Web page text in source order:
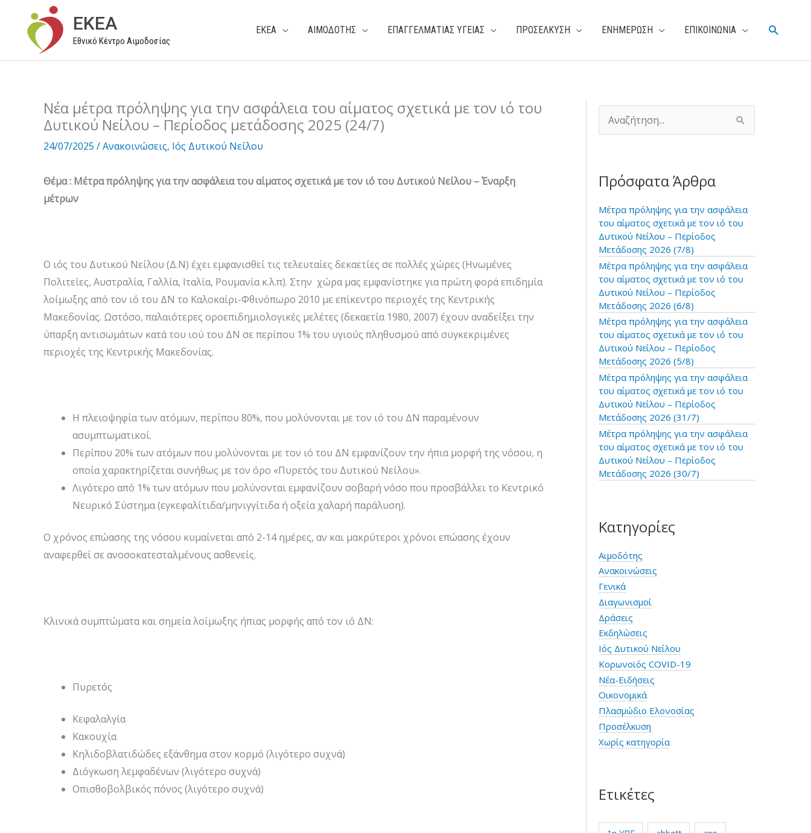
περιεχόμενο
EKEA
Εθνικό Κέντρο Αιμοδοσίας
ΕΚΕΑ ΑΙΜΟΔΟΤΗΣ ΕΠΑΓΓΕΛΜΑΤΙΑΣ ΥΓΕΙΑΣ ΠΡΟΣΕΛΚΥΣΗ ΕΝΗΜΕΡΩΣΗ ΕΠΙΚΟΙΝΩΝΙΑ
Νέα μέτρα πρόληψης για την ασφάλεια του αίματος σχετικά με τον ιό του
Δυτικού Νείλου – Περίοδος μετάδοσης 2025 (24/7)
24/07/2025 /Ανακοινώσεις, Ιός Δυτικού Νείλου
Θέμα : Μέτρα πρόληψης για την ασφάλεια του αίματος σχετικά με τον ιό του Δυτικού Νείλου – Έναρξη
μέτρων
O ιός του Δυτικού Νείλου (Δ.Ν) έχει εμφανισθεί τις τελευταίες δεκαετίες σε πολλές χώρες (Ηνωμένες
Πολιτείες, Αυστραλία, Γαλλία, Ιταλία, Ρουμανία κ.λ.π). Στην χώρα μας εμφανίστηκε για πρώτη φορά επιδημία
λοίμωξης από τον ιό του ΔΝ το Καλοκαίρι-Φθινόπωρο 2010 με επίκεντρο περιοχές της Κεντρικής
Μακεδονίας. Ωστόσο, παλαιότερες οροεπιδημιολογικές μελέτες (δεκαετία 1980, 2007) έχουν αναδείξει την
ύπαρξη αντισωμάτων κατά του ιού του ΔΝ σε περίπου 1% του υγιούς πληθυσμού από συγκεκριμένες
περιοχές της Κεντρικής Μακεδονίας.
Η πλειοψηφία των ατόμων, περίπου 80%, που μολύνονται με τον ιό του ΔΝ παραμένουν
ασυμπτωματικοί.
Περίπου 20% των ατόμων που μολύνονται με τον ιό του ΔΝ εμφανίζουν την ήπια μορφή της νόσου, η
οποία χαρακτηρίζεται συνήθως με τον όρο «Πυρετός του Δυτικού Νείλου».
Λιγότερο από 1% των ατόμων που μολύνονται εμφανίζουν σοβαρή νόσο που προσβάλλει το Κεντρικό
Νευρικό Σύστημα (εγκεφαλίτιδα/μηνιγγίτιδα ή οξεία χαλαρή παράλυση).
Ο χρόνος επώασης της νόσου κυμαίνεται από 2-14 ημέρες, αν και μακρύτεροι χρόνοι επώασης έχουν
αναφερθεί σε ανοσοκατεσταλμένους ασθενείς.
Κλινικά συμπτώματα και σημεία λοίμωξης ήπιας μορφής από τον ιό ΔΝ:
Πυρετός
Κεφαλαλγία
Κακουχία
Κηλιδοβλατιδώδες εξάνθημα στον κορμό (λιγότερο συχνά)
Διόγκωση λεμφαδένων (λιγότερο συχνά)
Οπισθοβολβικός πόνος (λιγότερο συχνά)
α
τ
σ
γ
ι
α
:
Πρόσφατα Άρθρα
Μέτρα πρόληψης για την ασφάλεια
του αίματος σχετικά με τον ιό του
Δυτικού Νείλου – Περίοδος
Μετάδοσης 2026 (7/8)
Μέτρα πρόληψης για την ασφάλεια
του αίματος σχετικά με τον ιό του
Δυτικού Νείλου – Περίοδος
Μετάδοσης 2026 (6/8)
Μέτρα πρόληψης για την ασφάλεια
του αίματος σχετικά με τον ιό του
Δυτικού Νείλου – Περίοδος
Μετάδοσης 2026 (5/8)
Μέτρα πρόληψης για την ασφάλεια
του αίματος σχετικά με τον ιό του
Δυτικού Νείλου – Περίοδος
Μετάδοσης 2026 (31/7)
Μέτρα πρόληψης για την ασφάλεια
του αίματος σχετικά με τον ιό του
Δυτικού Νείλου – Περίοδος
Μετάδοσης 2026 (30/7)
Κατηγορίες
Αιμοδότης
Ανακοινώσεις
Γενικά
Διαγωνισμοί
Δράσεις
Εκδηλώσεις
Ιός Δυτικού Νείλου
Κορωνοϊός COVID-19
Νέα-Ειδήσεις
Οικονομικά
Πλασμώδιο Ελονοσίας
Προσέλκυση
Χωρίς κατηγορία
Ετικέτες